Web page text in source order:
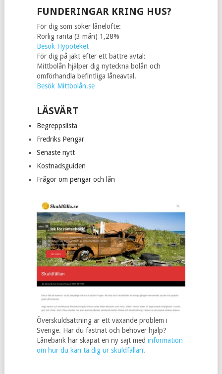
FUNDERINGAR KRING HUS?
För dig som söker lånelöfte:
Rörlig ränta (3 mån) 1,28%
Besök Hypoteket
För dig på jakt efter ett bättre avtal:
Mittbolån hjälper dig nyteckna bolån och
omförhandla befintliga låneavtal.
Besök Mittbolån.se
LÄSVÄRT
Begreppslista
Fredriks Pengar
Senaste nytt
Kostnadsguiden
Frågor om pengar och lån
Överskuldsättning är ett växande problem i
Sverige. Har du fastnat och behöver hjälp?
Lånebank har skapat en ny sajt med information
om hur du kan ta dig ur skuldfällan.